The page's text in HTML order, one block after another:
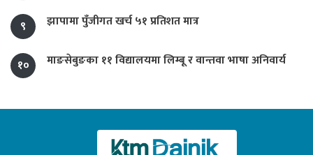
९ झापामा पुँजीगत खर्च ५१ प्रतिशत मात्र
१० माङसेबुङका ११ विद्यालयमा लिम्बू र वान्तवा भाषा अनिवार्य